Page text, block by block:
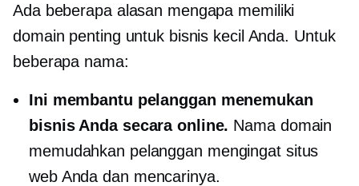
Ada beberapa alasan mengapa memiliki
domain penting untuk bisnis kecil Anda. Untuk
beberapa nama:
Ini membantu pelanggan menemukan
bisnis Anda secara online. Nama domain
memudahkan pelanggan mengingat situs
web Anda dan mencarinya.